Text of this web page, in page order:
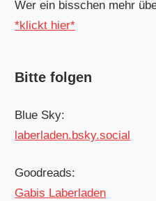
Wer ein bisschen mehr
*klickt hier*
Bitte folgen
Blue Sky:
laberladen.bsky.social
Goodreads:
Gabis Laberladen